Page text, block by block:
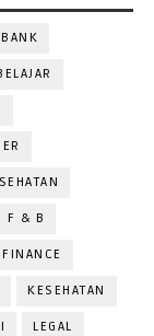
BANK
F & B
FINANCE
KESEHATAN
LEGAL